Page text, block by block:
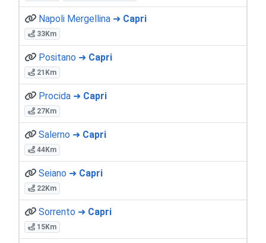
Napoli Mergellina ➜ Capri
33Km
Positano ➜ Capri
21Km
Procida ➜ Capri
27Km
Salerno ➜ Capri
44Km
Seiano ➜ Capri
22Km
Sorrento ➜ Capri
15Km